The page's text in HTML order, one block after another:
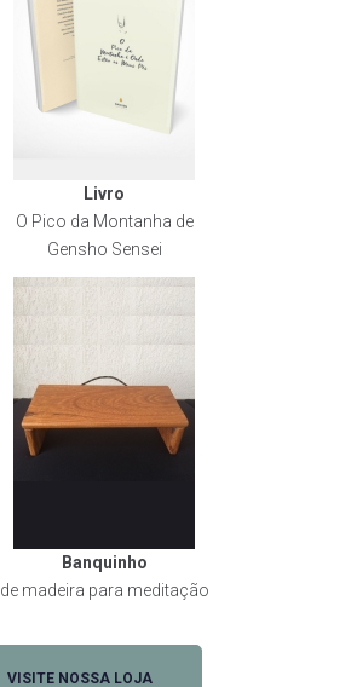
Livro
O Pico da Montanha de
Gensho Sensei
Banquinho
de madeira para meditação
VISITE NOSSA LOJA